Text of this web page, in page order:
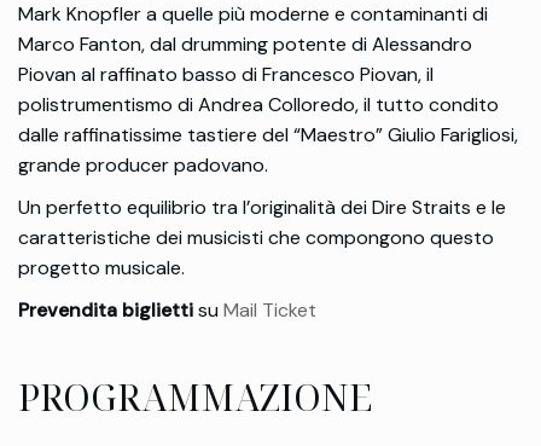
Mark Knopfler a quelle più moderne e contaminanti di
Marco Fanton, dal drumming potente di Alessandro
Piovan al raffinato basso di Francesco Piovan, il
polistrumentismo di Andrea Colloredo, il tutto condito
dalle raffinatissime tastiere del “Maestro” Giulio Farigliosi,
grande producer padovano.
Un perfetto equilibrio tra l’originalità dei Dire Straits e le
caratteristiche dei musicisti che compongono questo
progetto musicale.
Prevendita bigliettisuMail Ticket
PROGRAMMAZIONE